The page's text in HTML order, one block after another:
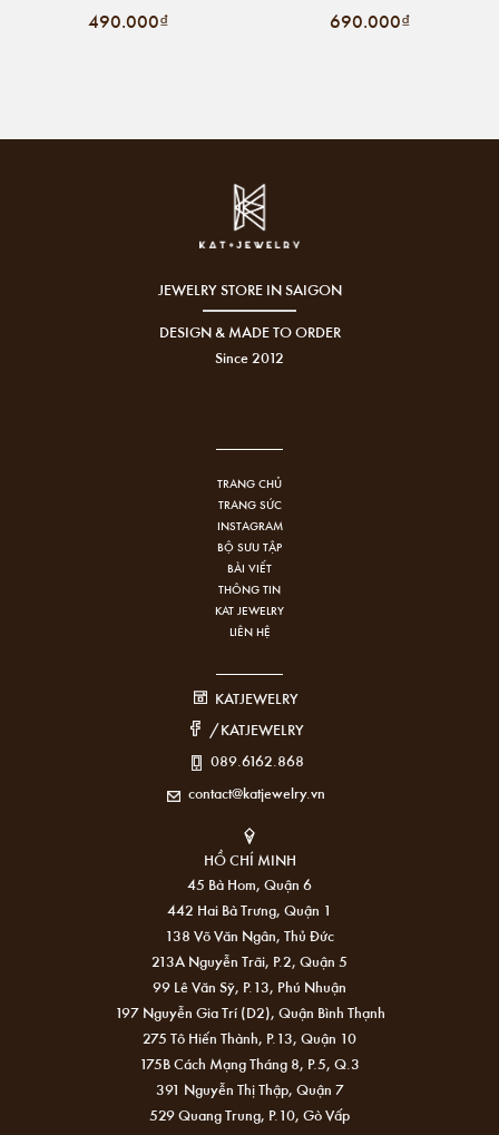
490.000₫ 690.000₫
JEWELRY STORE IN SAIGON
DESIGN & MADE TO ORDER
Since 2012
TRANG CHỦ
TRANG SỨC
INSTAGRAM
BỘ SƯU TẬP
BÀI VIẾT
THÔNG TIN
KAT JEWELRY
LIÊN HỆ
KATJEWELRY
/KATJEWELRY
089.6162.868
contact@katjewelry.vn
HỒ CHÍ MINH
45 Bà Hom, Quận 6
442 Hai Bà Trưng, Quận 1
138 Võ Văn Ngân, Thủ Đức
213A Nguyễn Trãi, P.2, Quận 5
99 Lê Văn Sỹ, P.13, Phú Nhuận
197 Nguyễn Gia Trí (D2), Quận Bình Thạnh
275 Tô Hiến Thành, P.13, Quận 10
175B Cách Mạng Tháng 8, P.5, Q.3
391 Nguyễn Thị Thập, Quận 7
529 Quang Trung, P.10, Gò Vấp